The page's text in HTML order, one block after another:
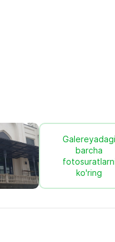
Galereyadagi
barcha
ko'ring